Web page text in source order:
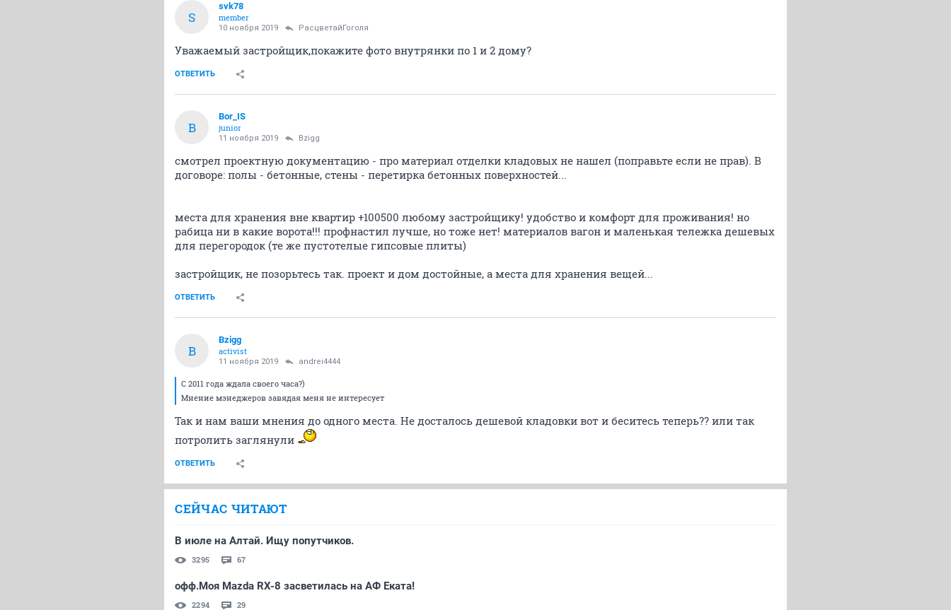
S
svk78
member
10 ноября 2019 РасцветайГоголя
Уважаемый застройщик,покажите фото внутрянки по 1 и 2 дому?
ОТВЕТИТЬ
B
Bor_IS
junior
11 ноября 2019 Bzigg
смотрел проектную документацию - про материал отделки кладовых не нашел (поправьте если не прав). В
договоре: полы - бетонные, стены - перетирка бетонных поверхностей...
места для хранения вне квартир +100500 любому застройщику! удобство и комфорт для проживания! но
рабица ни в какие ворота!!! профнастил лучше, но тоже нет! материалов вагон и маленькая тележка дешевых
для перегородок (те же пустотелые гипсовые плиты)
застройщик, не позорьтесь так. проект и дом достойные, а места для хранения вещей...
ОТВЕТИТЬ
B
Bzigg
activist
11 ноября 2019 andrei4444
С 2011 года ждала своего часа?)
Мнение мэнеджеров завядая меня не интересует
Так и нам ваши мнения до одного места. Не досталось дешевой кладовки вот и беситесь теперь?? или так
потролить заглянули
ОТВЕТИТЬ
СЕЙЧАС ЧИТАЮТ
В июле на Алтай. Ищу попутчиков.
3295 67
офф.Моя Mazda RX-8 засветилась на АФ Еката!
2294 29